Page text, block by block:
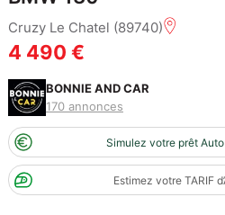
Cruzy Le Chatel (89740)
4 490 €
BONNIE AND CAR
170 annonces
Simulez votre prêt
Estimez votre TARIF